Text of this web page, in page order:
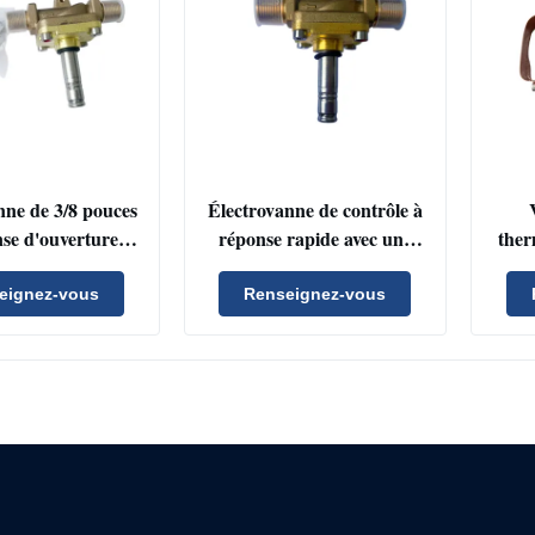
de 3/8 pouces
d'ouverture et
rapide pour
de CVC et de
de qualité
vous
Électrovanne de contrôle à
réponse rapide avec une
large compatibilité avec les
réfrigérants pour les
systèmes de CVC et de
Renseignez-vous